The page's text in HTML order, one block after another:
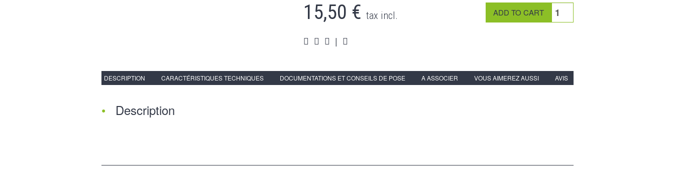
15,50 € tax incl.
|
DESCRIPTION CARACTÉRISTIQUES TECHNIQUES DOCUMENTATIONS ET CONSEILS DE POSE A ASSOCIER VOUS AIMEREZ AUSSI AVIS
Description